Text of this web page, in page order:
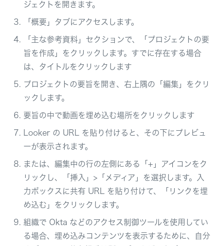
ジェクトを開きます。
「概要」タブにアクセスします。
「主な参考資料」セクションで、「プロジェクトの要
旨を作成」をクリックします。すでに存在する場合
は、タイトルをクリックします
プロジェクトの要旨を開き、右上隅の「編集」をクリ
ックします。
要旨の中で動画を埋め込む場所をクリックします
Looker の URL を貼り付けると、その下にプレビュ
ーが表示されます。
または、編集中の行の左側にある「+」アイコンをク
リックし、「挿入」>「メディア」を選択します。入
力ボックスに共有 URL を貼り付けて、「リンクを埋
め込む」をクリックします。
組織で Okta などのアクセス制御ツールを使用してい
る場合、埋め込みコンテンツを表示するために、自分